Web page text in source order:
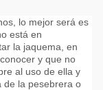
lo mejor será es
está en
la jaquema, en
y que no
al uso de ella y
de la pesebrera o